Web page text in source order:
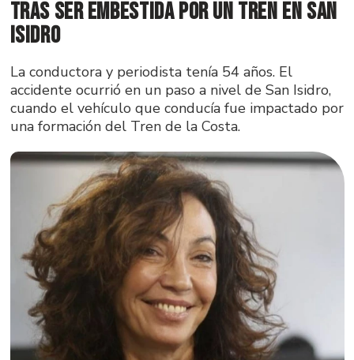
tras ser embestida por un tren en San
Isidro
La conductora y periodista tenía 54 años. El
accidente ocurrió en un paso a nivel de San Isidro,
cuando el vehículo que conducía fue impactado por
una formación del Tren de la Costa.